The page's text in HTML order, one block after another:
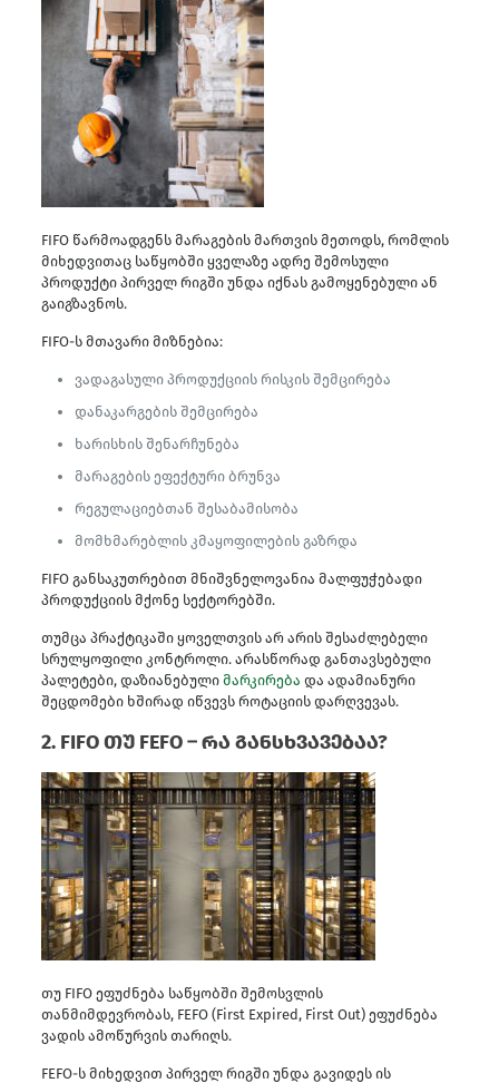
FIFO წარმოადგენს მარაგების მართვის მეთოდს, რომლის
მიხედვითაც საწყობში ყველაზე ადრე შემოსული
პროდუქტი პირველ რიგში უნდა იქნას გამოყენებული ან
გაიგზავნოს.
FIFO-ს მთავარი მიზნებია:
ვადაგასული პროდუქციის რისკის შემცირება
დანაკარგების შემცირება
ხარისხის შენარჩუნება
მარაგების ეფექტური ბრუნვა
რეგულაციებთან შესაბამისობა
მომხმარებლის კმაყოფილების გაზრდა
FIFO განსაკუთრებით მნიშვნელოვანია მალფუჭებადი
პროდუქციის მქონე სექტორებში.
თუმცა პრაქტიკაში ყოველთვის არ არის შესაძლებელი
სრულყოფილი კონტროლი. არასწორად განთავსებული
პალეტები, დაზიანებული მარკირება და ადამიანური
შეცდომები ხშირად იწვევს როტაციის დარღვევას.
2. FIFO თუ FEFO – რა განსხვავებაა?
თუ FIFO ეფუძნება საწყობში შემოსვლის
თანმიმდევრობას, FEFO (First Expired, First Out) ეფუძნება
ვადის ამოწურვის თარიღს.
FEFO-ს მიხედვით პირველ რიგში უნდა გავიდეს ის